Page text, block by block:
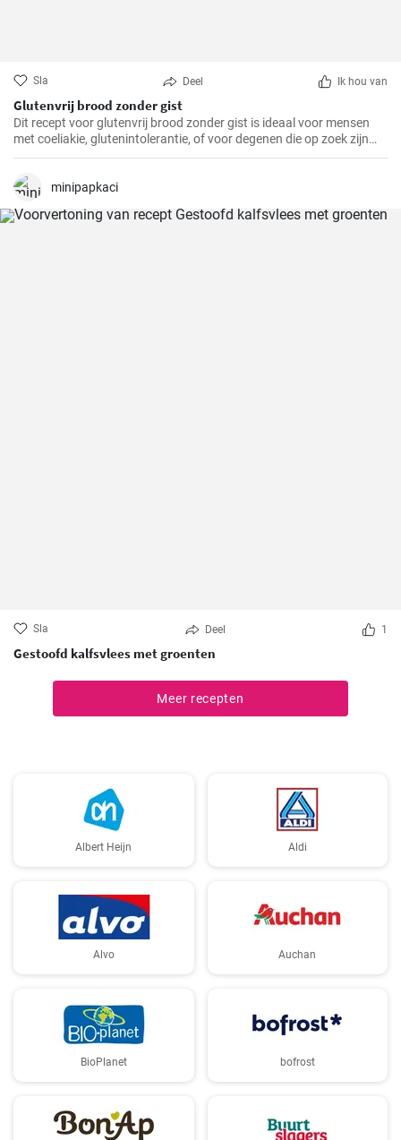
Sla Deel Ik hou van
Glutenvrij brood zonder gist
Dit recept voor glutenvrij brood zonder gist is ideaal voor mensen
met coeliakie, glutenintolerantie, of voor degenen die op zoek zijn
naar een gezonder alternatief voor traditioneel brood.
minipapkaci
Sla Deel 1
Gestoofd kalfsvlees met groenten
Meer recepten
Albert Heijn Aldi
Alvo Auchan
BioPlanet bofrost